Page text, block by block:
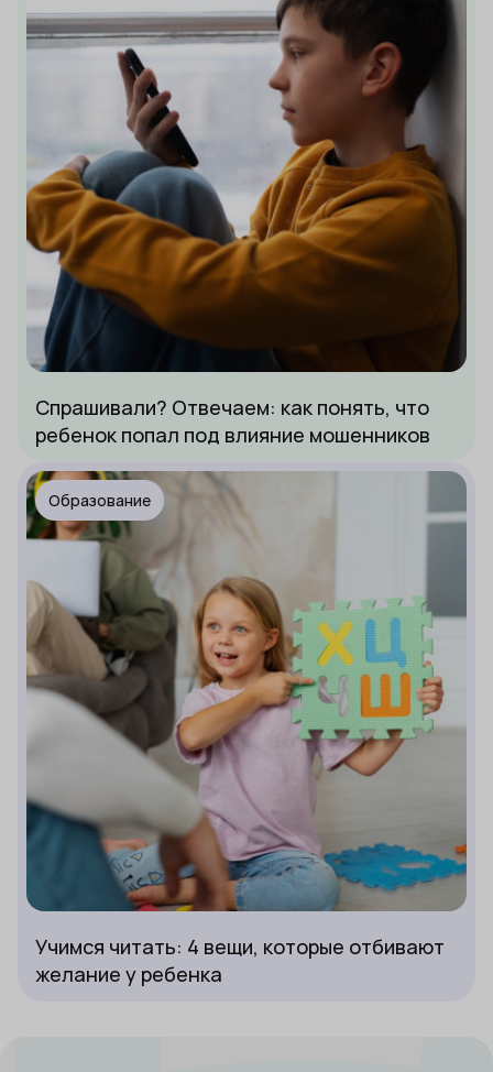
Спрашивали? Отвечаем: как понять, что
ребенок попал под влияние мошенников
Образование
Учимся читать: 4 вещи, которые отбивают
желание у ребенка